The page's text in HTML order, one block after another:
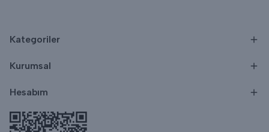
Kategoriler
Kurumsal
Hesabım